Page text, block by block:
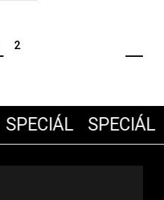
2
SPECIÁL SPECIÁL